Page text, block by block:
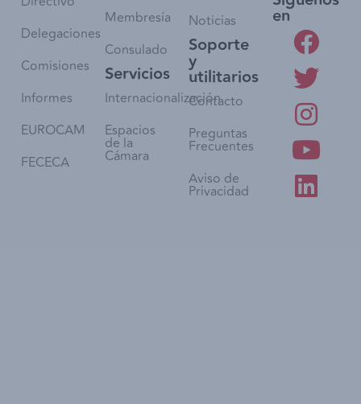
Delegaciones
Comisiones
Informes
EUROCAM
FECECA
Membresía
Consulado
Servicios
Internacionalización
Espacios
de la
Cámara
Noticias
Soporte
y
utilitarios
Contacto
Preguntas
Frecuentes
Aviso de
Privacidad
en